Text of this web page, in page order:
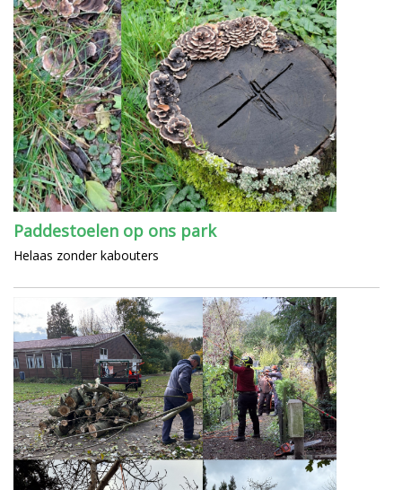
Paddestoelen op ons park
Helaas zonder kabouters